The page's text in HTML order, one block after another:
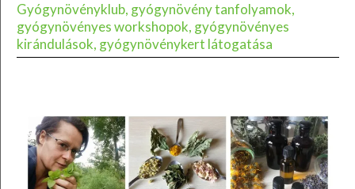
Gyógynövényklub, gyógynövény tanfolyamok,
gyógynövényes workshopok, gyógynövényes
kirándulások, gyógynövénykert látogatása